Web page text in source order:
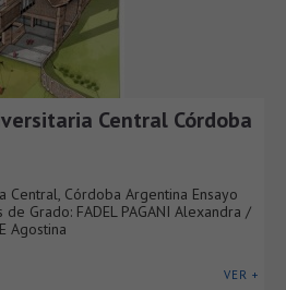
Central Córdoba
Central, Córdoba Argentina Ensayo
Grado: FADEL PAGANI Alexandra /
Agostina
VER +